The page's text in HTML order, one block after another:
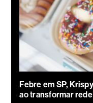
Febre em SP,
ao transformar